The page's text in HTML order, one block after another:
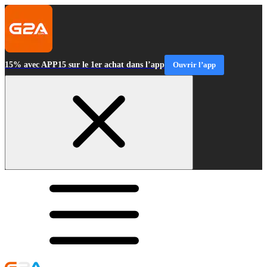
15% avec APP15 sur le 1er achat dans l’app Ouvrir l’app